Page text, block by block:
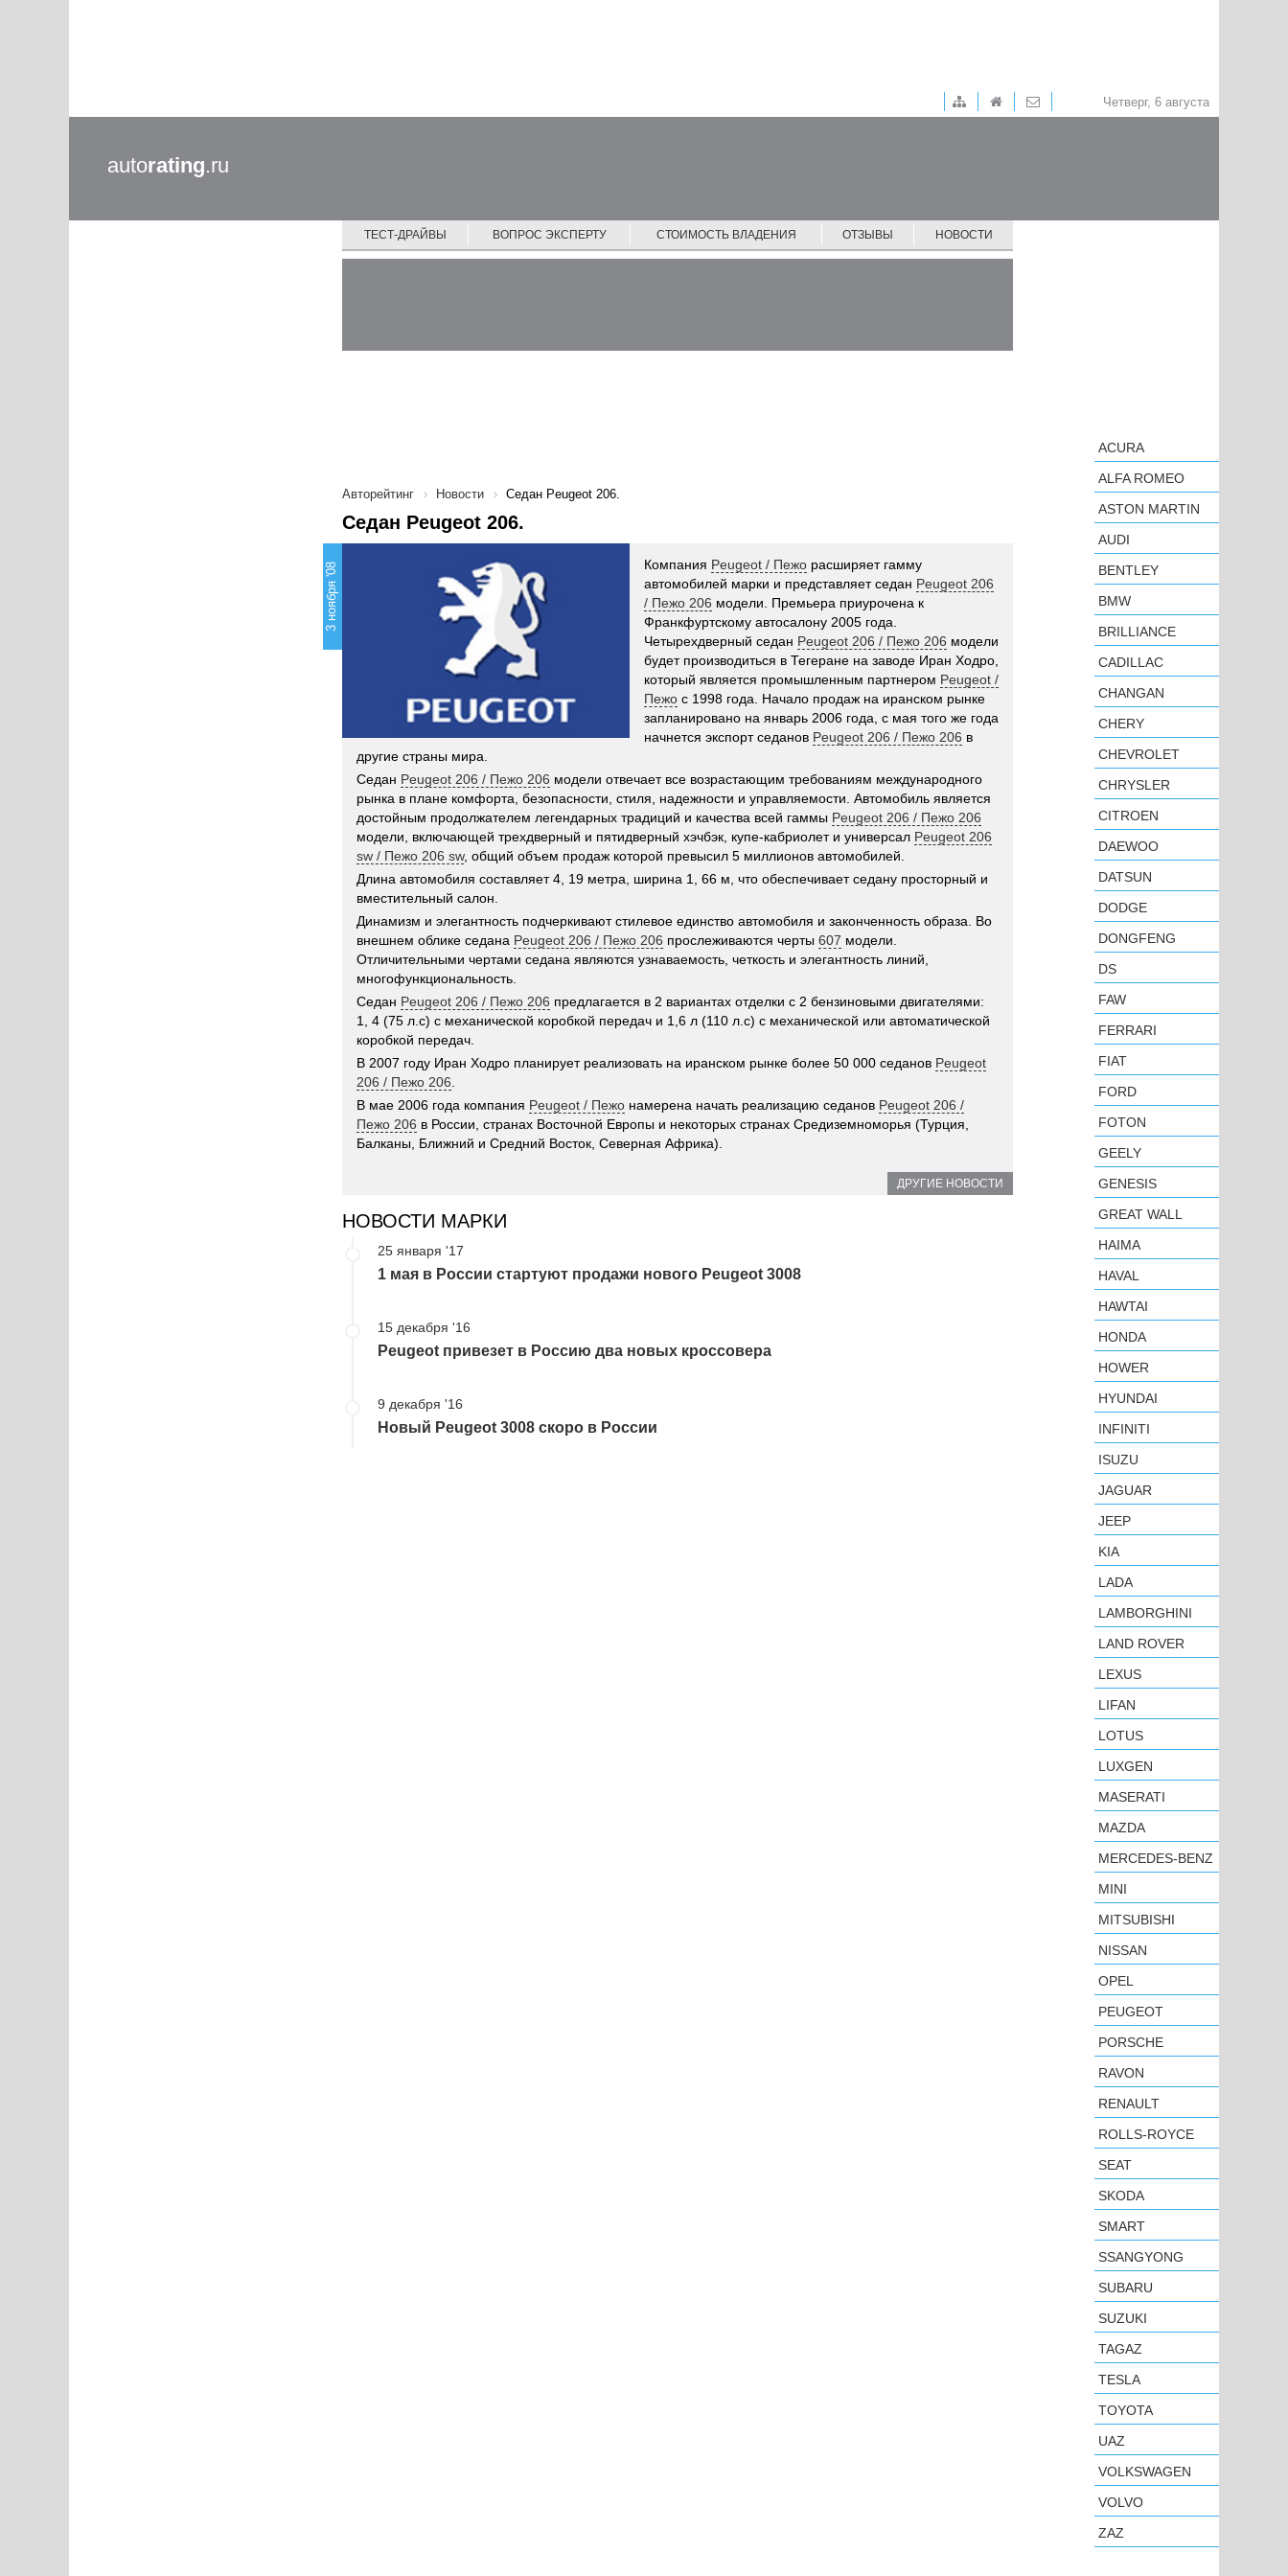
Четверг, 6 августа
autorating.ru
ТЕСТ-ДРАЙВЫ ВОПРОС ЭКСПЕРТУ СТОИМОСТЬ ВЛАДЕНИЯ ОТЗЫВЫ НОВОСТИ
Авторейтинг Новости Седан Peugeot 206.
Седан Peugeot 206.
3 ноября '08 Компания Peugeot / Пежо расширяет гамму
автомобилей марки и представляет седан Peugeot 206
/ Пежо 206 модели. Премьера приурочена к
Франкфуртскому автосалону 2005 года.
Четырехдверный седан Peugeot 206 / Пежо 206 модели
будет производиться в Тегеране на заводе Иран Ходро,
который является промышленным партнером Peugeot /
Пежо с 1998 года. Начало продаж на иранском рынке
запланировано на январь 2006 года, с мая того же года
начнется экспорт седанов Peugeot 206 / Пежо 206 в
другие страны мира.
Седан Peugeot 206 / Пежо 206 модели отвечает все возрастающим требованиям международного
рынка в плане комфорта, безопасности, стиля, надежности и управляемости. Автомобиль является
достойным продолжателем легендарных традиций и качества всей гаммы Peugeot 206 / Пежо 206
модели, включающей трехдверный и пятидверный хэчбэк, купе-кабриолет и универсал Peugeot 206
sw / Пежо 206 sw, общий объем продаж которой превысил 5 миллионов автомобилей.
Длина автомобиля составляет 4, 19 метра, ширина 1, 66 м, что обеспечивает седану просторный и
вместительный салон.
Динамизм и элегантность подчеркивают стилевое единство автомобиля и законченность образа. Во
внешнем облике седана Peugeot 206 / Пежо 206 прослеживаются черты 607 модели.
Отличительными чертами седана являются узнаваемость, четкость и элегантность линий,
многофункциональность.
Седан Peugeot 206 / Пежо 206 предлагается в 2 вариантах отделки с 2 бензиновыми двигателями:
1, 4 (75 л.с) с механической коробкой передач и 1,6 л (110 л.с) с механической или автоматической
коробкой передач.
В 2007 году Иран Ходро планирует реализовать на иранском рынке более 50 000 седанов Peugeot
206 / Пежо 206
В мае 2006 года компания Peugeot / Пежо намерена начать реализацию седанов Peugeot 206 /
Пежо 206 в России, странах Восточной Европы и некоторых странах Средиземноморья (Турция,
Балканы, Ближний и Средний Восток, Северная Африка).
ДРУГИЕ НОВОСТИ
НОВОСТИ МАРКИ
25 января '17
1 мая в России стартуют продажи нового Peugeot 3008
15 декабря '16
Peugeot привезет в Россию два новых кроссовера
9 декабря '16
Новый Peugeot 3008 скоро в России
ACURA
ALFA ROMEO
ASTON MARTIN
AUDI
BENTLEY
BMW
BRILLIANCE
CADILLAC
CHANGAN
CHERY
CHEVROLET
CHRYSLER
CITROEN
DAEWOO
DATSUN
DODGE
DONGFENG
DS
FAW
FERRARI
FIAT
FORD
FOTON
GEELY
GENESIS
GREAT WALL
HAIMA
HAVAL
HAWTAI
HONDA
HOWER
HYUNDAI
INFINITI
ISUZU
JAGUAR
JEEP
KIA
LADA
LAMBORGHINI
LAND ROVER
LEXUS
LIFAN
LOTUS
LUXGEN
MASERATI
MAZDA
MERCEDES-BENZ
MINI
MITSUBISHI
NISSAN
OPEL
PEUGEOT
PORSCHE
RAVON
RENAULT
ROLLS-ROYCE
SEAT
SKODA
SMART
SSANGYONG
SUBARU
SUZUKI
TAGAZ
TESLA
TOYOTA
UAZ
VOLKSWAGEN
VOLVO
ZAZ